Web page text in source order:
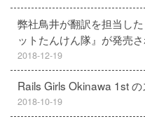
弊社鳥井が翻訳を担当し
ットたんけん隊』が発売
2018-12-19
Rails Girls Okinawa 1st
2018-10-19